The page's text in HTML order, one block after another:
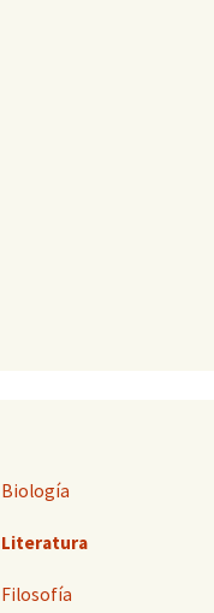
Biología
Literatura
Filosofía